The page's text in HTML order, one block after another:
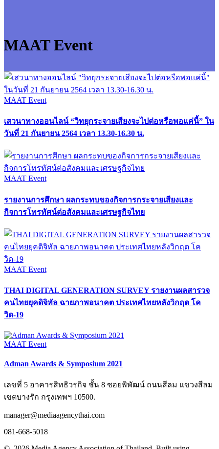
MAAT Event
MAAT Event
เสวนาทางออนไลน์ “วิทยุกระจายเสียงจะไปต่อหรือพอแค่นี้” ใน
วันที่ 21 กันยายน 2564 เวลา 13.30-16.30 น.
MAAT Event
รายงานการศึกษา ผลกระทบของกิจการกระจายเสียงและ
กิจการโทรทัศน์ต่อสังคมและเศรษฐกิจไทย
MAAT Event
THAI DIGITAL GENERATION SURVEY รายงานผลสารวจ
คนไทยยุคดิจิทัล ฉายภาพอนาคต ประเทศไทยหลังวิกฤต โค
วิด-19
MAAT Event
Adman Awards & Symposium 2021
เลขที่ 5 อาคารสิทธิวรกิจ ชั้น 8 ซอยพิพัฒน์ ถนนสีลม แขวงสีลม
เขตบางรัก กรุงเทพฯ 10500.
manager@mediaagencythai.com
081-668-5018